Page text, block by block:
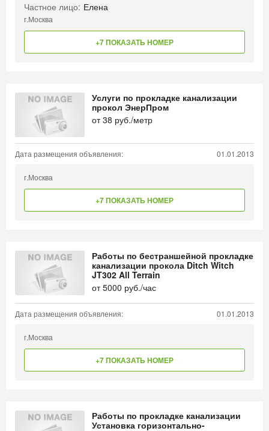
Частное лицо: Елена
г.Москва
+7 ПОКАЗАТЬ НОМЕР
Услуги по прокладке канализации
прокол ЭнерПром
от38 руб./метр
Дата размещения объявления: 01.01.2013
г.Москва
+7 ПОКАЗАТЬ НОМЕР
Работы по бестраншейной прокладке
канализации прокола Ditch Witch
JT302 All Terrain
от5000 руб./час
Дата размещения объявления: 01.01.2013
г.Москва
+7 ПОКАЗАТЬ НОМЕР
Работы по прокладке канализации
Установка горизонтально-